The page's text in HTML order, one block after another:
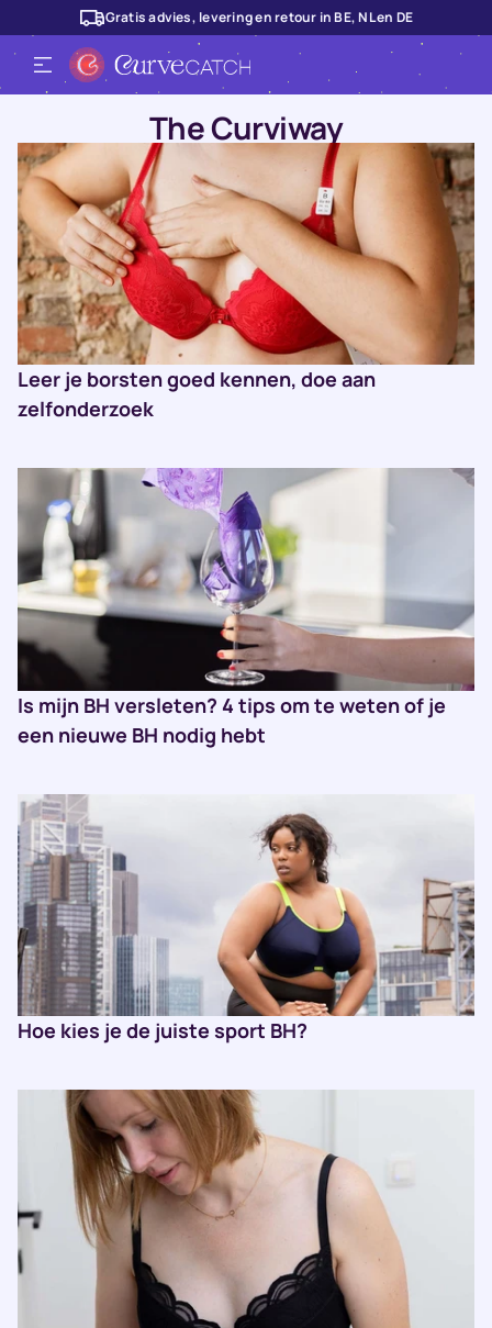
Gratis advies, levering en retour in BE, NL en DE
The Curviway
Leer je borsten goed kennen, doe aan
zelfonderzoek
Is mijn BH versleten? 4 tips om te weten of je
een nieuwe BH nodig hebt
Hoe kies je de juiste sport BH?